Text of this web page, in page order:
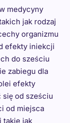
medycyny
jak rodzaj
organizmu
efekty iniekcji
do sześciu
zabiegu dla
efekty
się od sześciu
od miejsca
takie jak